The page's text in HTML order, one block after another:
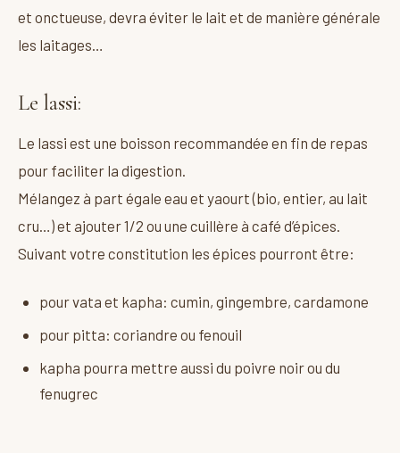
et onctueuse, devra éviter le lait et de manière générale
les laitages…
Le lassi:
Le lassi est une boisson recommandée en fin de repas
pour faciliter la digestion.
Mélangez à part égale eau et yaourt (bio, entier, au lait
cru…) et ajouter 1/2 ou une cuillère à café d’épices.
Suivant votre constitution les épices pourront être:
pour vata et kapha: cumin, gingembre, cardamone
pour pitta: coriandre ou fenouil
kapha pourra mettre aussi du poivre noir ou du
fenugrec